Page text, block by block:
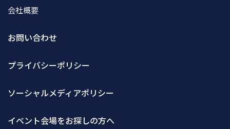
会社概要
お問い合わせ
プライバシーポリシー
ソーシャルメディアポリシー
イベント会場をお探しの方へ